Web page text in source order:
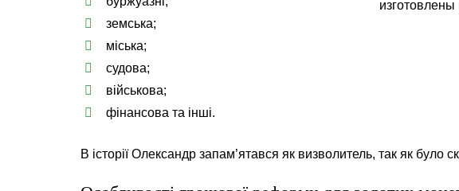
земська;
міська;
судова;
військова;
фінансова та інші.
В історії Олександр запам’ятався як визволитель, так як було